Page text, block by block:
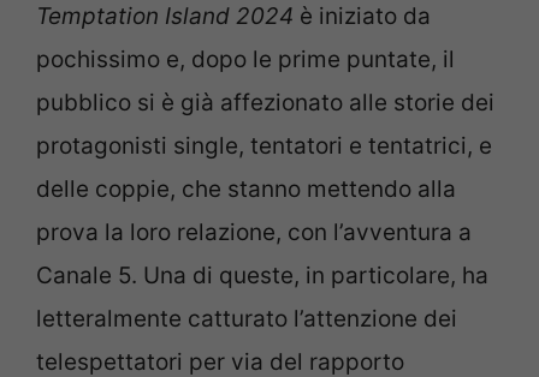
Temptation Island 2024 è iniziato da
pochissimo e, dopo le prime puntate, il
pubblico si è già affezionato alle storie dei
protagonisti single, tentatori e tentatrici, e
delle coppie, che stanno mettendo alla
prova la loro relazione, con l’avventura a
Canale 5. Una di queste, in particolare, ha
letteralmente catturato l’attenzione dei
telespettatori per via del rapporto